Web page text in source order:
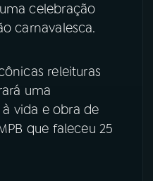
celebração
carnavalesca.
releituras
uma
vida e obra de
que faleceu 25